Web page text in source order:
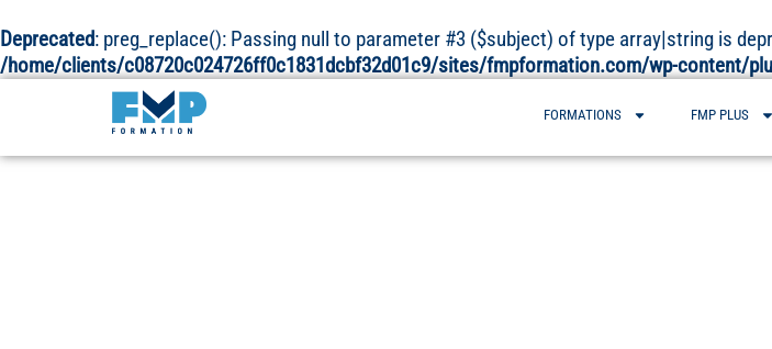
Deprecated: preg_replace(): Passing null to parameter #3 ($subject) of type array|string is
/home/clients/c08720c024726ff0c1831dcbf32d01c9/sites/fmpformation.com/wp-content/
FORMATIONS FMP PLUS